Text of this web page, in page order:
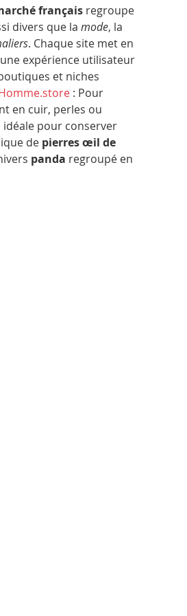
français regroupe
divers que la mode, la
. Chaque site met en
expérience utilisateur
et niches
: Pour
en cuir, perles ou
idéale pour conserver
de pierres œil de
panda regroupé en